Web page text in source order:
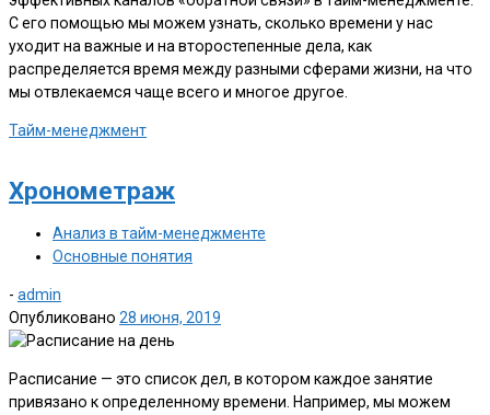
С его помощью мы можем узнать, сколько времени у нас
уходит на важные и на второстепенные дела, как
распределяется время между разными сферами жизни, на что
мы отвлекаемся чаще всего и многое другое.
Тайм-менеджмент
Хронометраж
Анализ в тайм-менеджменте
Основные понятия
- admin
Опубликовано 28 июня, 2019
Расписание — это список дел, в котором каждое занятие
привязано к определенному времени. Например, мы можем